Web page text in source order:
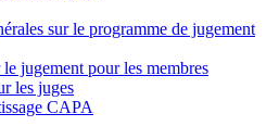
sur le programme de jugement
jugement pour les membres
les juges
CAPA